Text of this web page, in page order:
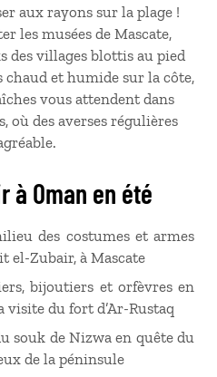
aux rayons sur la plage !
les musées de Mascate,
des villages blottis au pied
chaud et humide sur la côte,
vous attendent dans
où des averses régulières
à Oman en été
des costumes et armes
el-Zubair, à Mascate
bijoutiers et orfèvres en
du fort d’Ar-Rustaq
souk de Nizwa en quête du
de la péninsule